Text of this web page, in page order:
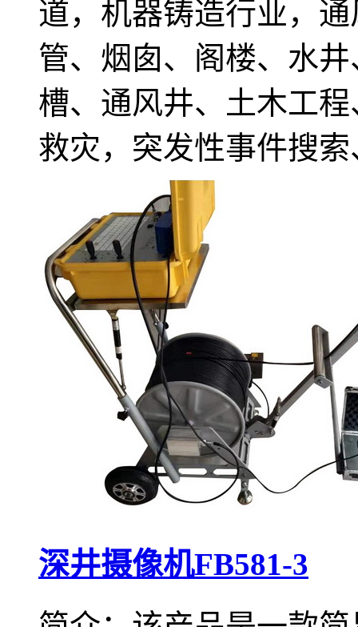
道，机器铸造行业，
管、烟囱、阁楼、水
槽、通风井、土木工
救灾，突发性事件搜
深井摄像机FB581-3